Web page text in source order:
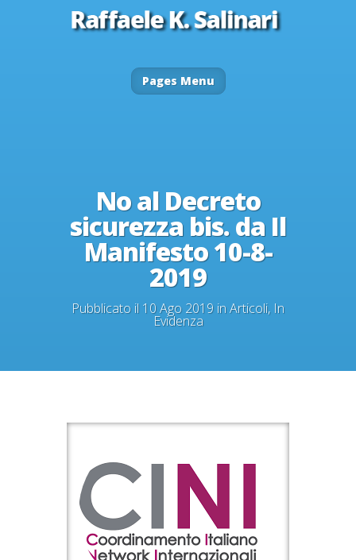
Pages Menu
No al Decreto
sicurezza bis. da Il
Manifesto 10-8-
2019
Pubblicato il 10 Ago 2019 inArticoli, In
Evidenza